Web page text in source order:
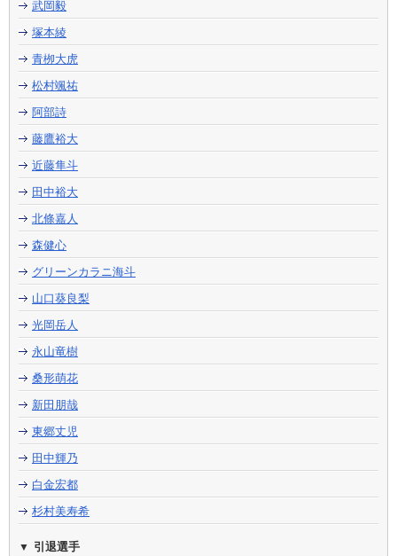
武岡毅
塚本綾
青栁大虎
松村颯祐
阿部詩
藤鷹裕大
近藤隼斗
田中裕大
北條嘉人
森健心
グリーンカラニ海斗
山口葵良梨
光岡岳人
永山竜樹
桑形萌花
新田朋哉
東郷丈児
田中輝乃
白金宏都
杉村美寿希
引退選手